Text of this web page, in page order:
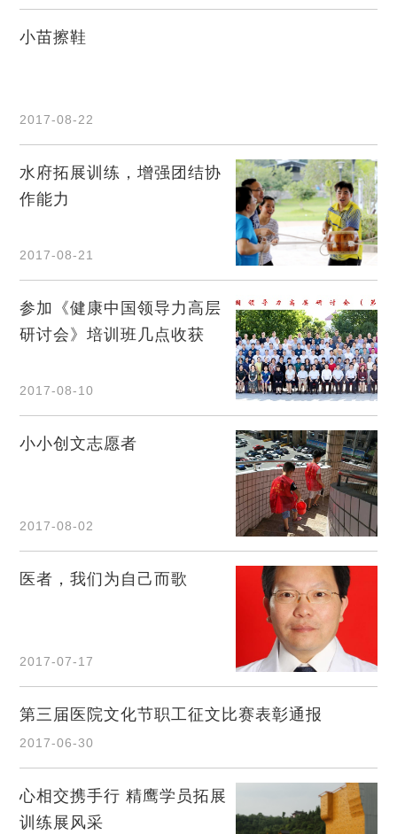
小苗擦鞋
2017-08-22
水府拓展训练，增强团结协
作能力
2017-08-21
参加《健康中国领导力高层
研讨会》培训班几点收获
2017-08-10
小小创文志愿者
2017-08-02
医者，我们为自己而歌
2017-07-17
第三届医院文化节职工征文比赛表彰通报
2017-06-30
心相交携手行 精鹰学员拓展
训练展风采